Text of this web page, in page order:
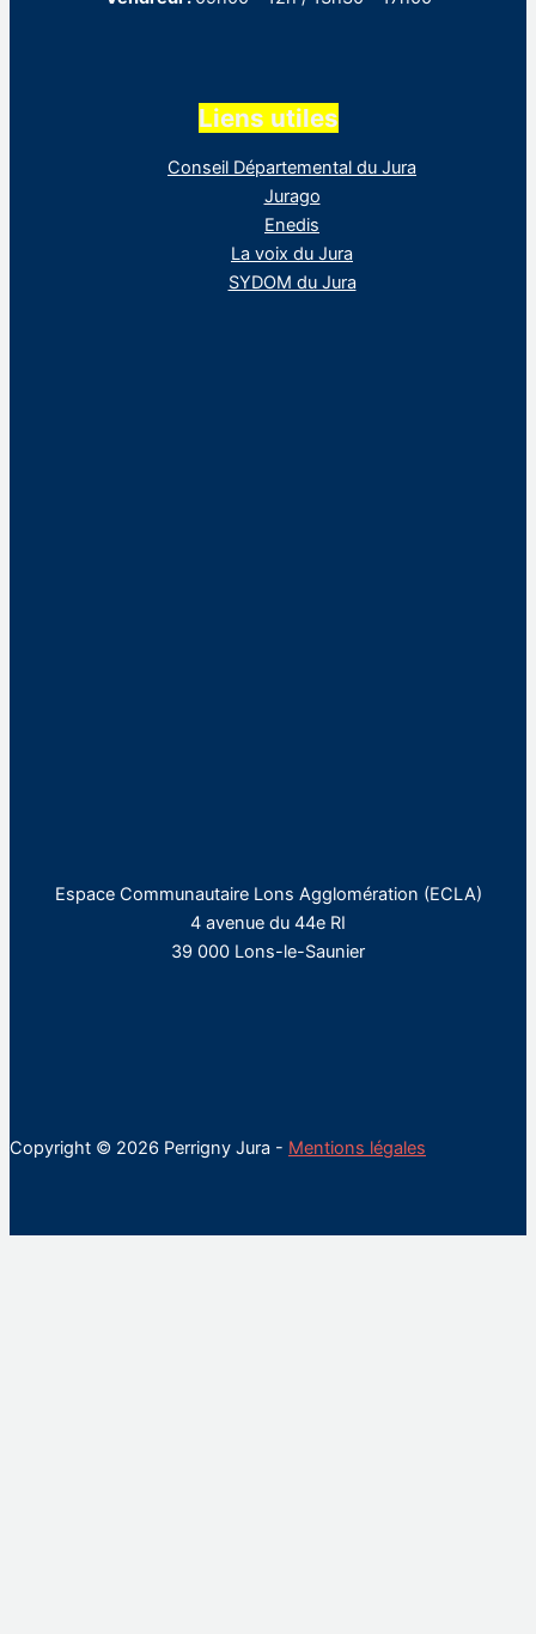
Liens utiles
Conseil Départemental du Jura
Jurago
Enedis
La voix du Jura
SYDOM du Jura
Espace Communautaire Lons Agglomération (ECLA)
4 avenue du 44e RI
39 000 Lons-le-Saunier
Copyright © 2026 Perrigny Jura - Mentions légales